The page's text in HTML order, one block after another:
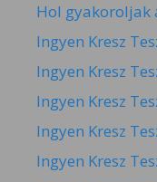
Hol gyakoroljak
Ingyen Kresz
Ingyen Kresz
Ingyen Kresz
Ingyen Kresz
Ingyen Kresz